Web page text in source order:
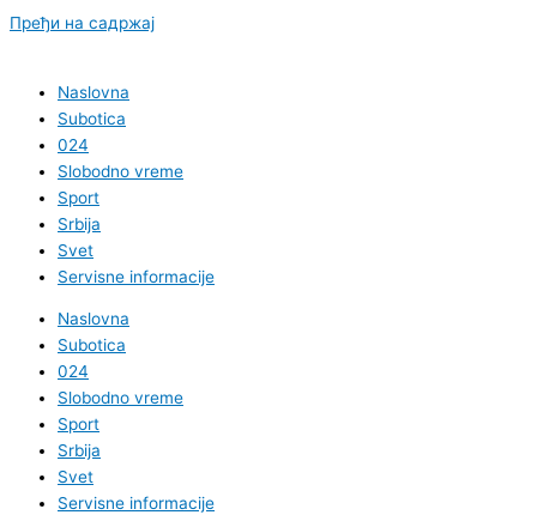
Пређи на садржај
Naslovna
Subotica
024
Slobodno vreme
Sport
Srbija
Svet
Servisne informacije
Naslovna
Subotica
024
Slobodno vreme
Sport
Srbija
Svet
Servisne informacije